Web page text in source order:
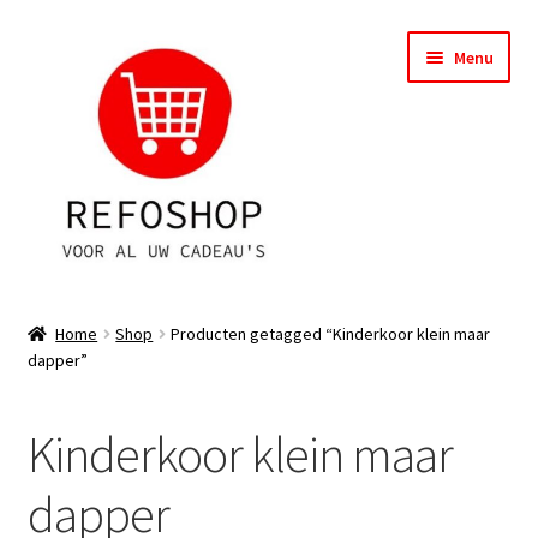
navigatie
Menu
OPRUIMING
Account
Home Shop
Producten getagged “Kinderkoor klein maar
dapper”
Kinderkoor klein maar
dapper